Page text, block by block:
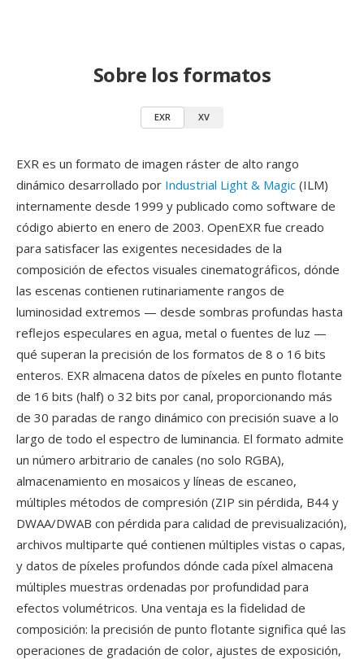
Sobre los formatos
EXR XV
EXR es un formato de imagen ráster de alto rango
dinámico desarrollado por Industrial Light & Magic (ILM)
internamente desde 1999 y publicado como software de
código abierto en enero de 2003. OpenEXR fue creado
para satisfacer las exigentes necesidades de la
composición de efectos visuales cinematográficos, dónde
las escenas contienen rutinariamente rangos de
luminosidad extremos — desde sombras profundas hasta
reflejos especulares en agua, metal o fuentes de luz —
qué superan la precisión de los formatos de 8 o 16 bits
enteros. EXR almacena datos de píxeles en punto flotante
de 16 bits (half) o 32 bits por canal, proporcionando más
de 30 paradas de rango dinámico con precisión suave a lo
largo de todo el espectro de luminancia. El formato admite
un número arbitrario de canales (no solo RGBA),
almacenamiento en mosaicos y líneas de escaneo,
múltiples métodos de compresión (ZIP sin pérdida, B44 y
DWAA/DWAB con pérdida para calidad de previsualización),
archivos multiparte qué contienen múltiples vistas o capas,
y datos de píxeles profundos dónde cada píxel almacena
múltiples muestras ordenadas por profundidad para
efectos volumétricos. Una ventaja es la fidelidad de
composición: la precisión de punto flotante significa qué las
operaciones de gradación de color, ajustes de exposición,